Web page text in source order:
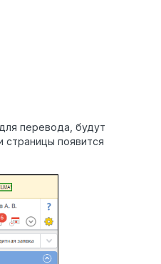
перевода, будут
страницы появится